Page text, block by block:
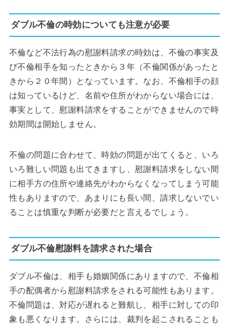
ダブル不倫の時効についても注意が必要
不倫など不法行為の慰謝料請求の時効は、不倫の事実及
び不倫相手を知ったときから３年（不倫関係があったと
きから２０年間）となっています。なお、不倫相手の顔
は知っているけど、名前や住所がわからない場合には、
事実として、慰謝料請求をすることができませんので時
効期間は開始しません。
不倫の問題に合わせて、時効の問題が出てくると、いろ
いろ難しい問題も出てきますし、慰謝料請求をしない間
に相手方の住所や連絡先がわからなくなってしまう可能
性もありますので、あまりにも長い間、請求しないでい
ることは慎重な判断が必要だと言えるでしょう。
ダブル不倫慰謝料を請求された場合
ダブル不倫は、相手も婚姻関係にありますので、不倫相
手の配偶者から慰謝料請求をされる可能性もあります。
不倫問題は、対応が遅れると難航し、相手に対しての印
象も悪くなります。さらには、裁判を起こされることも